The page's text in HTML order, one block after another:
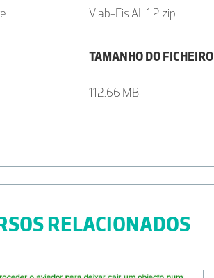
Vlab-Fis AL 1.2.zip
TAMANHO DO FICHEIRO
112.66 MB
RELACIONADOS